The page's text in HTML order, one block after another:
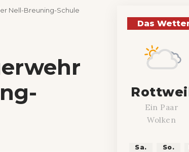
Nell-Breuning-Schule
Das
Ein Paar
Wolken
Sa. So.